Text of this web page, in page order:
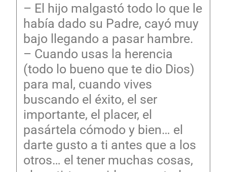
– El hijo malgastó todo lo que le
había dado su Padre, cayó muy
bajo llegando a pasar hambre.
– Cuando usas la herencia
(todo lo bueno que te dio Dios)
para mal, cuando vives
buscando el éxito, el ser
importante, el placer, el
pasártela cómodo y bien… el
darte gusto a ti antes que a los
otros… el tener muchas cosas,